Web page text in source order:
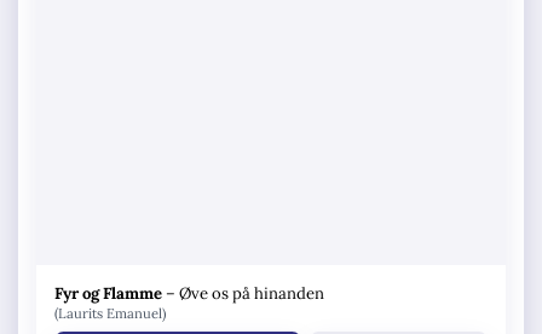
Fyr og Flamme – Øve os på hinanden
(Laurits Emanuel)